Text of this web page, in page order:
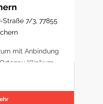
Straße 7/3, 77855
mit Anbindung
Klinikum